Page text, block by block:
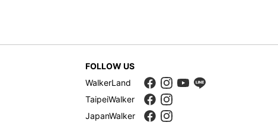
FOLLOW US
WalkerLand
TaipeiWalker
JapanWalker